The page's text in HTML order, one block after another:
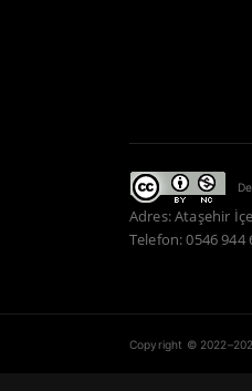
Adres: Ataşehir
Telefon: 0546 944
Copyright ©